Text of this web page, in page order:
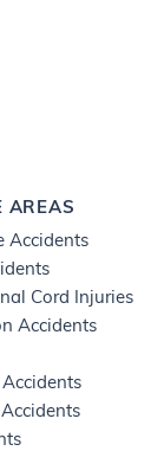
AREAS
Accidents
Cord Injuries
Accidents